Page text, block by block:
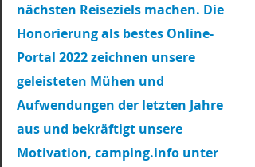
nächsten Reiseziels machen. Die
Honorierung als bestes Online-
Portal 2022 zeichnen unsere
geleisteten Mühen und
Aufwendungen der letzten Jahre
aus und bekräftigt unsere
Motivation, camping.info unter